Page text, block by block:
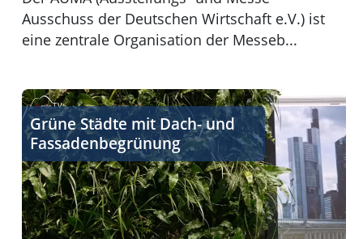
Ausschuss der Deutschen Wirtschaft e.V.) ist
eine zentrale Organisation der Messeb...
Beispiele zur Begrünung von Städten aus aller Welt
Grüne Städte mit Dach- und
Fassadenbegrünung